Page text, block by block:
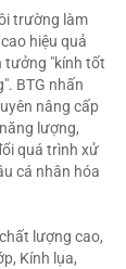
trường làm
hiệu quả
tưởng "kính tốt
BTG nhấn
nâng cấp
lượng,
quá trình xử
cá nhân hóa
lượng cao,
Kính lụa,